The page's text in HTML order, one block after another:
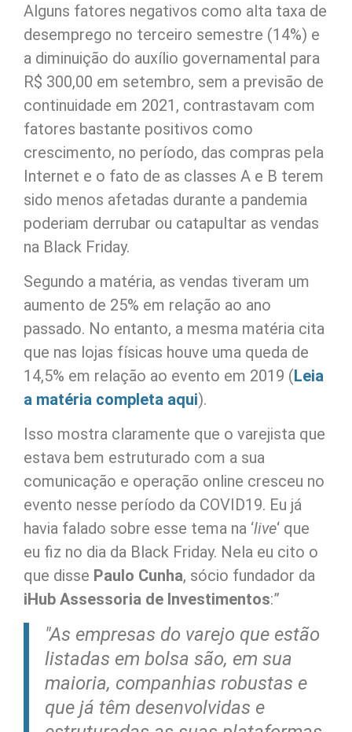
Alguns fatores negativos como alta taxa de
desemprego no terceiro semestre (14%) e
a diminuição do auxílio governamental para
R$ 300,00 em setembro, sem a previsão de
continuidade em 2021, contrastavam com
fatores bastante positivos como
crescimento, no período, das compras pela
Internet e o fato de as classes A e B terem
sido menos afetadas durante a pandemia
poderiam derrubar ou catapultar as vendas
na Black Friday.
Segundo a matéria, as vendas tiveram um
aumento de 25% em relação ao ano
passado. No entanto, a mesma matéria cita
que nas lojas físicas houve uma queda de
14,5% em relação ao evento em 2019 (Leia
a matéria completa aqui).
Isso mostra claramente que o varejista que
estava bem estruturado com a sua
comunicação e operação online cresceu no
evento nesse período da COVID19. Eu já
havia falado sobre esse tema na ‘live‘ que
eu fiz no dia da Black Friday. Nela eu cito o
que disse Paulo Cunha, sócio fundador da
iHub Assessoria de Investimentos:”
"As empresas do varejo que estão
listadas em bolsa são, em sua
maioria, companhias robustas e
que já têm desenvolvidas e